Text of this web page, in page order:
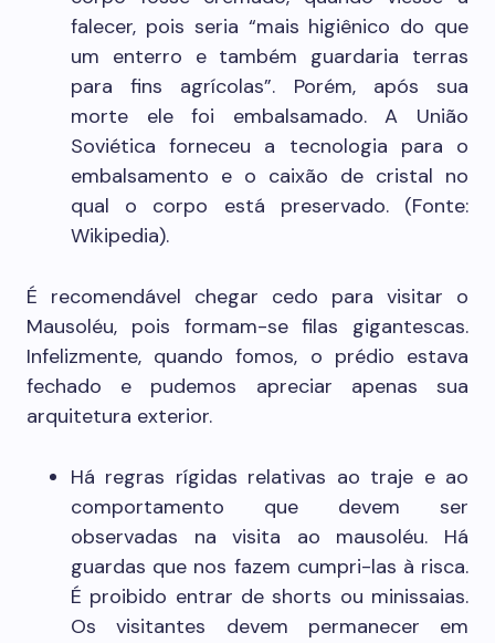
falecer, pois seria “mais higiênico do que
um enterro e também guardaria terras
para fins agrícolas”. Porém, após sua
morte ele foi embalsamado. A União
Soviética forneceu a tecnologia para o
embalsamento e o caixão de cristal no
qual o corpo está preservado. (Fonte:
Wikipedia).
É recomendável chegar cedo para visitar o
Mausoléu, pois formam-se filas gigantescas.
Infelizmente, quando fomos, o prédio estava
fechado e pudemos apreciar apenas sua
arquitetura exterior.
Há regras rígidas relativas ao traje e ao
comportamento que devem ser
observadas na visita ao mausoléu. Há
guardas que nos fazem cumpri-las à risca.
É proibido entrar de shorts ou minissaias.
Os visitantes devem permanecer em